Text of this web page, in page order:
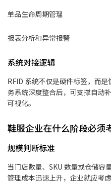
单品生命周期管理
报表分析和异常报警
系统对接逻辑
RFID 系统不仅是硬件标签，而
务系统深度整合后，可支撑自动
可视化。
鞋服企业在什么阶段必须
规模判断标准
当门店数量、SKU 数量或仓储容
管理成本迅速上升，企业就应考